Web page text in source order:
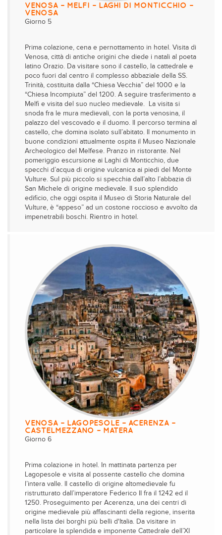
VENOSA – MELFI – LAGHI DI MONTICCHIO –
VENOSA
Giorno 5
Prima colazione, cena e pernottamento in hotel. Visita di
Venosa, città di antiche origini che diede i natali al poeta
latino Orazio. Da visitare sono il castello, la cattedrale e
poco fuori dal centro il complesso abbaziale della SS.
Trinità, costituita dalla “Chiesa Vecchia” del 1000 e la
“Chiesa Incompiuta” del 1200. A seguire trasferimento a
Melfi e visita del suo nucleo medievale. La visita si
snoda fra le mura medievali, con la porta venosina, il
palazzo del vescovado e il duomo. Il percorso termina al
castello, che domina isolato sull’abitato. Il monumento in
buone condizioni attualmente ospita il Museo Nazionale
Archeologico del Melfese. Pranzo in ristorante. Nel
pomeriggio escursione ai Laghi di Monticchio, due
specchi d’acqua di origine vulcanica ai piedi del Monte
Vulture. Sul più piccolo si specchia dall’alto l’abbazia di
San Michele di origine medievale. Il suo splendido
edificio, che oggi ospita il Museo di Storia Naturale del
Vulture, è “appeso” ad un costone roccioso e avvolto da
impenetrabili boschi. Rientro in hotel.
VENOSA – LAGOPESOLE – ACERENZA –
CASTELMEZZANO – MATERA
Giorno 6
Prima colazione in hotel. In mattinata partenza per
Lagopesole e visita al possente castello che domina
l’intera valle. Il castello di origine altomedievale fu
ristrutturato dall’imperatore Federico II fra il 1242 ed il
1250. Proseguimento per Acerenza, una dei centri di
origine medievale più affascinanti della regione, inserita
nella lista dei borghi più belli d'Italia. Da visitare in
particolare la splendida e imponente Cattedrale dell’XI